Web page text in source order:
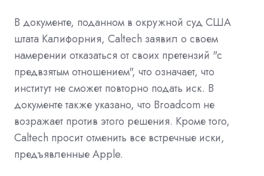
В документе, поданном в окружной суд США
штата Калифорния, Caltech заявил о своем
намерении отказаться от своих претензий "с
предвзятым отношением", что означает, что
институт не сможет повторно подать иск. В
документе также указано, что Broadcom не
возражает против этого решения. Кроме того,
Caltech просит отменить все встречные иски,
предъявленные Apple.